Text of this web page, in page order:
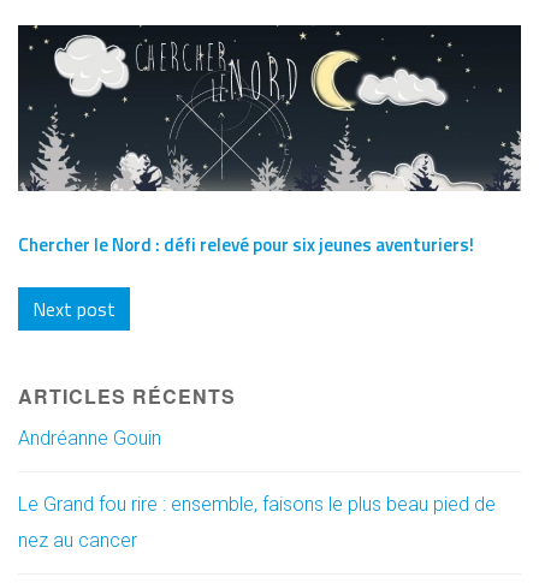
Chercher le Nord : défi relevé pour six jeunes aventuriers!
Next post
ARTICLES RÉCENTS
Andréanne Gouin
Le Grand fou rire : ensemble, faisons le plus beau pied de
nez au cancer